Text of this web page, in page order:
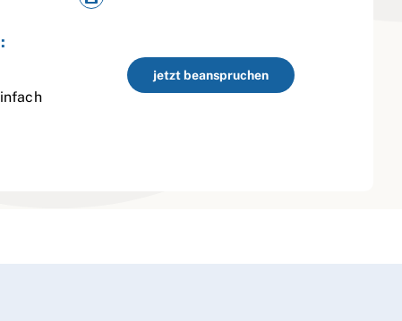
jetzt beanspruchen